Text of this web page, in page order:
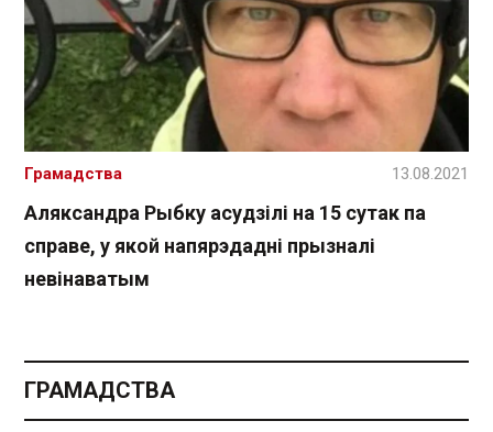
Аляксандра Рыбку асудзілі на 15 сутак па
справе, у якой напярэдадні прызналі
невінаватым
Грамадства 13.08.2021
ГРАМАДСТВА